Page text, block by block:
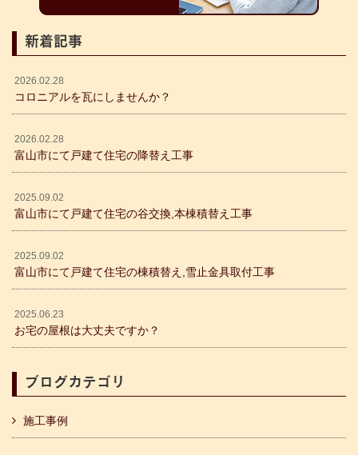
新着記事
2026.02.28
コロニアルを瓦にしませんか？
2026.02.28
富山市にて戸建て住宅の降替え工事
2025.09.02
富山市にて戸建て住宅の谷交換,本棟積替え工事
2025.09.02
富山市にて戸建て住宅の棟積替え,雪止金具取付工事
2025.06.23
お宅の屋根は大丈夫ですか？
ブログカテゴリ
施工事例